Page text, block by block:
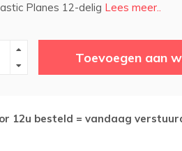
Planes 12-delig Lees meer..
Toevoegen aan
12u besteld = vandaag